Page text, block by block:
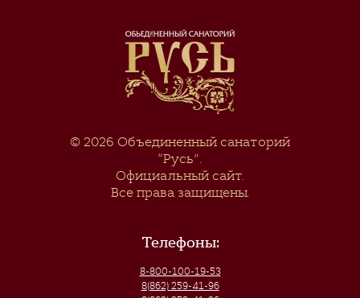
© 2026 Объединенный санаторий
“Русь”.
Официальный сайт.
Все права защищены.
Телефоны:
8-800-100-19-53
8(862) 259-41-96